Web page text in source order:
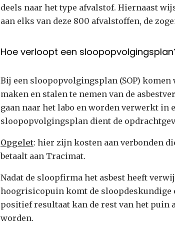
deels naar het type afvalstof. Hiernaast
aan elks van deze 800 afvalstoffen, de
Hoe verloopt een
Bij een sloopopvolgingsplan (SOP) komen
maken en stalen te nemen van de
gaan naar het labo en worden verwerkt
sloopopvolgingsplan dient de
Opgelet: hier zijn kosten aan verbonden
betaalt aan Tracimat.
Nadat de sloopfirma het asbest heeft
hoogrisicopuin komt de sloopdeskundige
positief resultaat kan de rest van het puin
worden.